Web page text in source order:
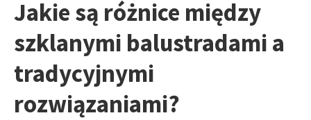
Jakie są różnice między
szklanymi balustradami a
tradycyjnymi
rozwiązaniami?